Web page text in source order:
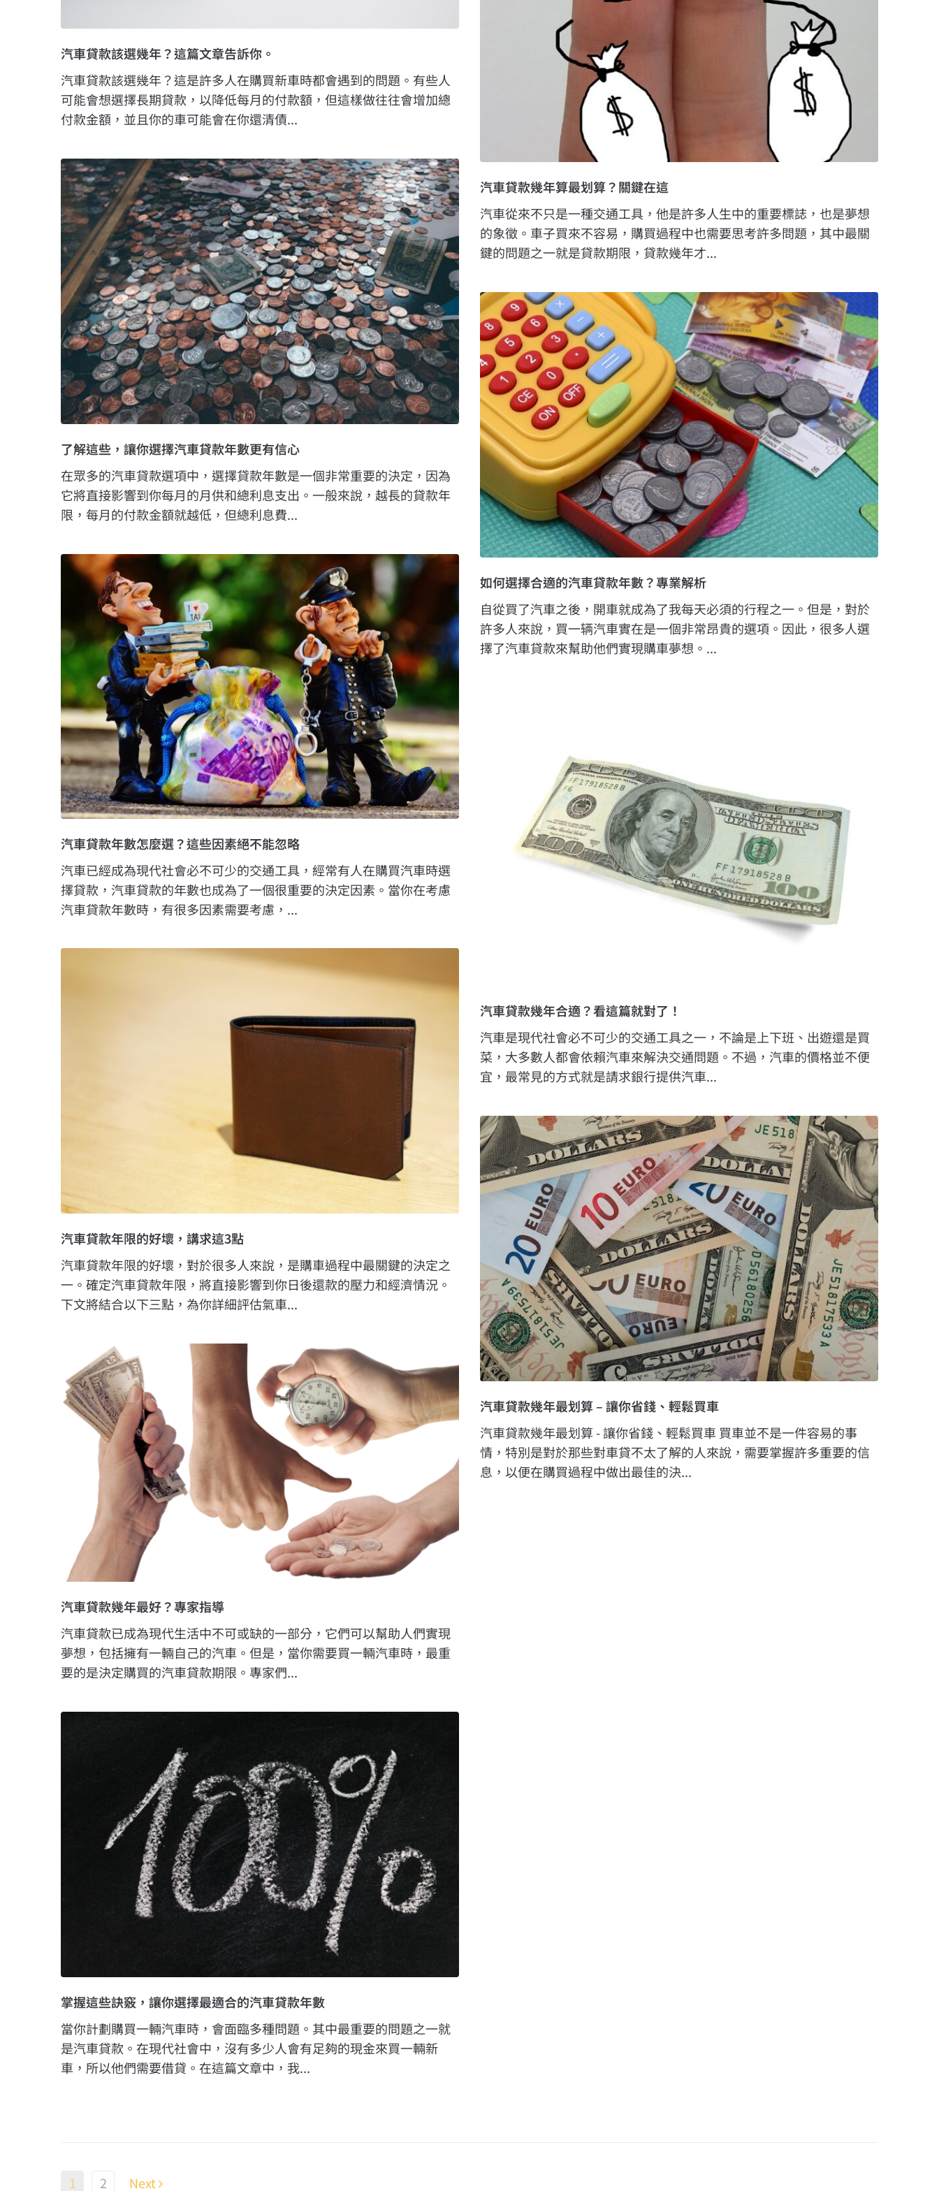
汽車貸款該選幾年？這篇文章告訴你。
汽車貸款該選幾年？這是許多人在購買新車時都會遇到的問題。有些人
可能會想選擇長期貸款，以降低每月的付款額，但這樣做往往會增加總
付款金額，並且你的車可能會在你還清債...
了解這些，讓你選擇汽車貸款年數更有信心
在眾多的汽車貸款選項中，選擇貸款年數是一個非常重要的決定，因為
它將直接影響到你每月的月供和總利息支出。一般來說，越長的貸款年
限，每月的付款金額就越低，但總利息費...
汽車貸款年數怎麼選？這些因素絕不能忽略
汽車已經成為現代社會必不可少的交通工具，經常有人在購買汽車時選
擇貸款，汽車貸款的年數也成為了一個很重要的決定因素。當你在考慮
汽車貸款年數時，有很多因素需要考慮，...
汽車貸款年限的好壞，講求這3點
汽車貸款年限的好壞，對於很多人來說，是購車過程中最關鍵的決定之
一。確定汽車貸款年限，將直接影響到你日後還款的壓力和經濟情況。
下文將結合以下三點，為你詳細評估氣車...
汽車貸款幾年最好？專家指導
汽車貸款已成為現代生活中不可或缺的一部分，它們可以幫助人們實現
夢想，包括擁有一輛自己的汽車。但是，當你需要買一輛汽車時，最重
要的是決定購買的汽車貸款期限。專家們...
掌握這些訣竅，讓你選擇最適合的汽車貸款年數
當你計劃購買一輛汽車時，會面臨多種問題。其中最重要的問題之一就
是汽車貸款。在現代社會中，沒有多少人會有足夠的現金來買一輛新
車，所以他們需要借貸。在這篇文章中，我...
汽車貸款幾年算最划算？關鍵在這
汽車從來不只是一種交通工具，他是許多人生中的重要標誌，也是夢想
的象徵。車子買來不容易，購買過程中也需要思考許多問題，其中最關
鍵的問題之一就是貸款期限，貸款幾年才...
如何選擇合適的汽車貸款年數？專業解析
自從買了汽車之後，開車就成為了我每天必須的行程之一。但是，對於
許多人來說，買一辆汽車實在是一個非常昂貴的選項。因此，很多人選
擇了汽車貸款來幫助他們實現購車夢想。...
汽車貸款幾年合適？看這篇就對了！
汽車是現代社會必不可少的交通工具之一，不論是上下班、出遊還是買
菜，大多數人都會依賴汽車來解決交通問題。不過，汽車的價格並不便
宜，最常見的方式就是請求銀行提供汽車...
汽車貸款幾年最划算 – 讓你省錢、輕鬆買車
汽車貸款幾年最划算 - 讓你省錢、輕鬆買車 買車並不是一件容易的事
情，特別是對於那些對車貸不太了解的人來說，需要掌握許多重要的信
息，以便在購買過程中做出最佳的決...
1 2 Next